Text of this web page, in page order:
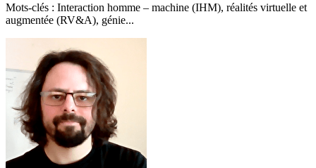
Mots-clés : Interaction homme – machine (IHM), réalités virtuelle et
augmentée (RV&A), génie...